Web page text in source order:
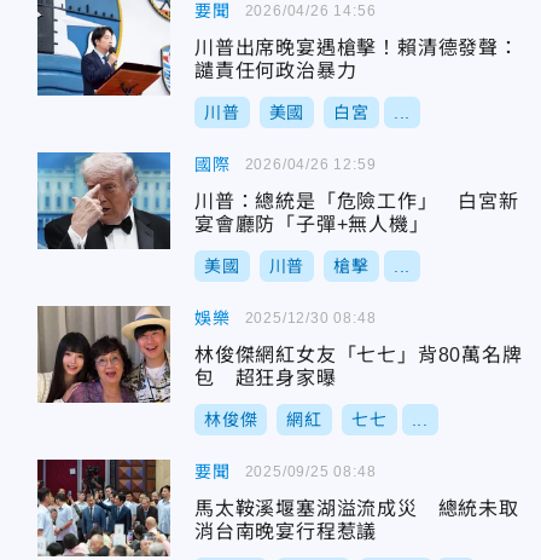
要聞
川普出席晚宴遇槍擊！賴清德發聲：
譴責任何政治暴力
川普 美國 白宮
2026/04/26 14:56
國際
川普：總統是「危險工作」 白宮新
宴會廳防「子彈+無人機」
美國 川普 槍擊
2026/04/26 12:59
娛樂
林俊傑網紅女友「七七」背80萬名牌
包 超狂身家曝
林俊傑 網紅 七七
2025/12/30 08:48
要聞
馬太鞍溪堰塞湖溢流成災 總統未取
消台南晚宴行程惹議
2025/09/25 08:48